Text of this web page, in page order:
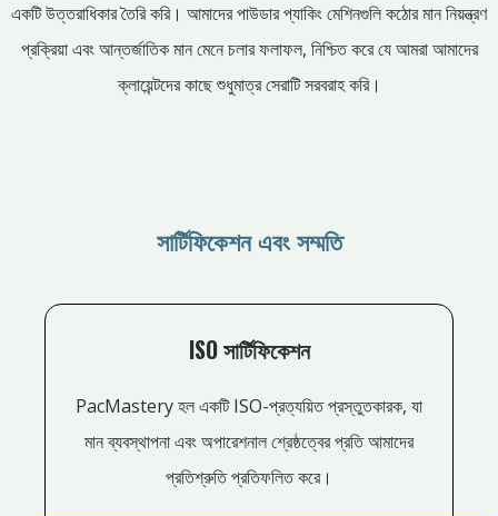
একটি উত্তরাধিকার তৈরি করি। আমাদের পাউডার প্যাকিং মেশিনগুলি কঠোর মান নিয়ন্ত্রণ
প্রক্রিয়া এবং আন্তর্জাতিক মান মেনে চলার ফলাফল, নিশ্চিত করে যে আমরা আমাদের
ক্লায়েন্টদের কাছে শুধুমাত্র সেরাটি সরবরাহ করি।
সার্টিফিকেশন এবং সম্মতি
ISO সার্টিফিকেশন
PacMastery হল একটি ISO-প্রত্যয়িত প্রস্তুতকারক, যা
মান ব্যবস্থাপনা এবং অপারেশনাল শ্রেষ্ঠত্বের প্রতি আমাদের
প্রতিশ্রুতি প্রতিফলিত করে।